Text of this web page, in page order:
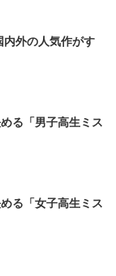
外の人気作がす
る「男子高生ミス
る「女子高生ミス